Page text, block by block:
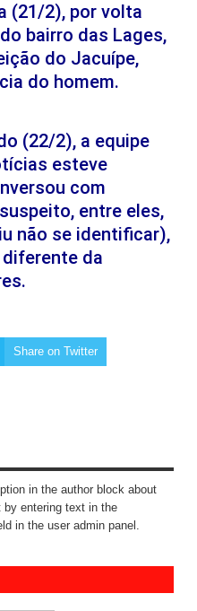
(21/2), por volta
bairro das Lages,
do Jacuípe,
do homem.
(22/2), a equipe
esteve
com
entre eles,
não se identificar),
da
Share on Twitter
in the author block about
by entering text in the
in the user admin panel.